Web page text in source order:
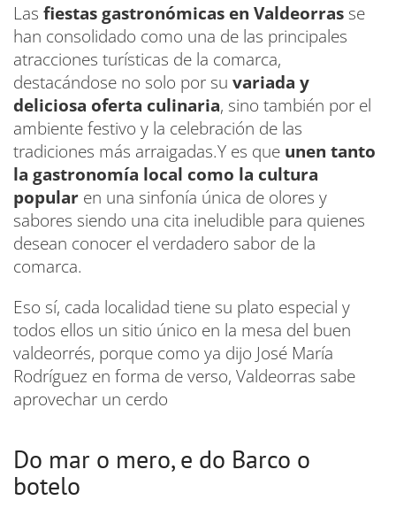
Las fiestas gastronómicas en Valdeorras se
han consolidado como una de las principales
atracciones turísticas de la comarca,
destacándose no solo por su variada y
deliciosa oferta culinaria, sino también por el
ambiente festivo y la celebración de las
tradiciones más arraigadas.Y es que unen tanto
la gastronomía local como la cultura
popular en una sinfonía única de olores y
sabores siendo una cita ineludible para quienes
desean conocer el verdadero sabor de la
comarca.
Eso sí, cada localidad tiene su plato especial y
todos ellos un sitio único en la mesa del buen
valdeorrés, porque como ya dijo José María
Rodríguez en forma de verso, Valdeorras sabe
aprovechar un cerdo
Do mar o mero, e do Barco o
botelo